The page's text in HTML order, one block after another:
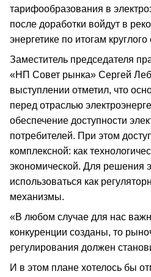
тарифообразования в
после доработки войдут в
энергетике по итогам круглого
Заместитель председателя
«НП Совет рынка» Сергей
выступлении отметил, что
перед отраслью
обеспечение доступности
потребителей. При этом
комплексной: как
экономической. Для решения
использоваться как
механизмы.
«В любом случае для нас
конкуренции созданы, то
регулирования должен
И в этом плане хотелось бы